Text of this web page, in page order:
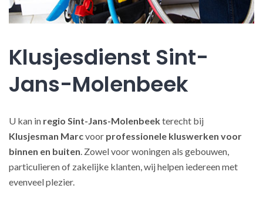
Klusjesdienst Sint-
Jans-Molenbeek
U kan in regio Sint-Jans-Molenbeekterecht bij
Klusjesman Marcvoor professionele kluswerken voor
binnen en buiten. Zowel voor woningen als gebouwen,
particulieren of zakelijke klanten, wij helpen iedereen met
evenveel plezier.